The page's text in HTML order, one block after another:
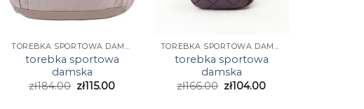
TOREBKA SPORTOWA DAMSKA
torebka sportowa
damska
zł184.00 zł115.00
TOREBKA SPORTOWA DAMSKA
torebka sportowa
damska
zł166.00 zł104.00